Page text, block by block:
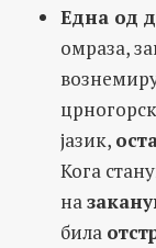
Една од
омраза,
јазик,
Кога
на
била